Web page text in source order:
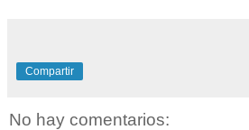
Compartir
No hay comentarios: